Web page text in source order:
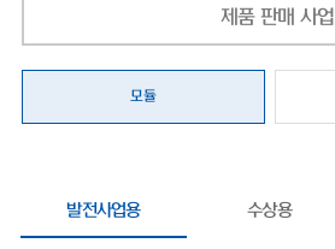
제품 판매 사업
모듈
발전사업용 수상용